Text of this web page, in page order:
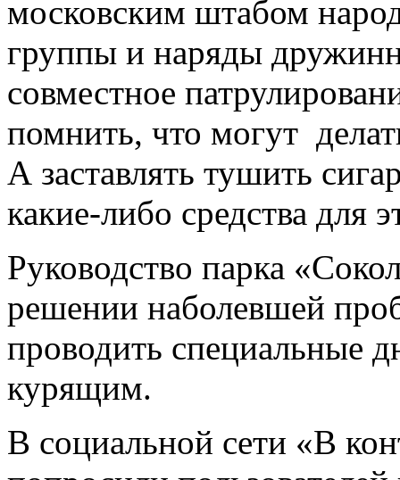
московским штабом
группы и наряды
совместное
помнить, что могут
А заставлять тушить
какие-либо средства для
Руководство парка
решении наболевшей
проводить специальные
курящим.
В социальной сети «В